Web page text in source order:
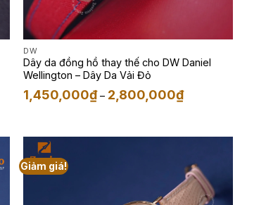
DW
Dây da đồng hồ thay thế cho DW Daniel
Wellington – Dây Da Vải Đỏ
1,450,000₫ – 2,800,000₫Khoảng
giá:
Giảm giá!